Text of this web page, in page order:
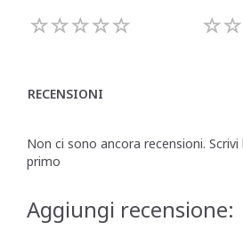
RECENSIONI
Non ci sono ancora recensioni.
primo
Aggiungi recensione: